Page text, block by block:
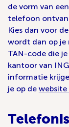
de vorm van
telefoon
Kies dan voor
wordt dan op je
TAN-code die
kantoor van
informatie
je op de website